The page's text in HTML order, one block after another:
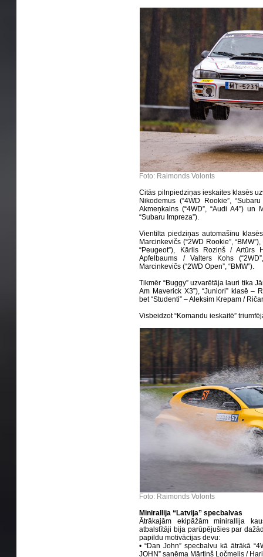
Foto: Raimonds Volonts
Citās pilnpiedziņas ieskaites klasēs
Nikodemus (“4WD Rookie”,
Akmeņkalns (“4WD”, “Audi A4”) un
“Subaru Impreza”).
Vientilta piedziņas automašīnu
Marcinkevičs (“2WD Rookie”,
“Peugeot”), Kārlis Roziņš / Artūrs
Apfelbaums / Valters Kohs
Marcinkevičs (“2WD Open”, “BMW”).
Tikmēr “Buggy” uzvarētāja lauri tika
Am Maverick X3”), “Juniori” klasē –
bet “Studenti” – Aleksim Krepam /
Visbeidzot “Komandu ieskaitē”
Foto: Raimonds Volonts
Minirallija “Latvija” specbalvas
Ātrākajām ekipāžām minirallija
atbalstītāji bija parūpējušies par
papildu motivācijas devu:
• “Dan John” specbalvu kā ātrākā
JOHN” saņēma Mārtiņš Ločmelis /